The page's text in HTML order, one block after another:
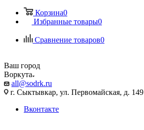
Корзина0
Избранные товары0
Сравнение товаров0
Ваш город
Воркута
all@sodrk.ru
г. Сыктывкар, ул. Первомайская, д. 149
Вконтакте